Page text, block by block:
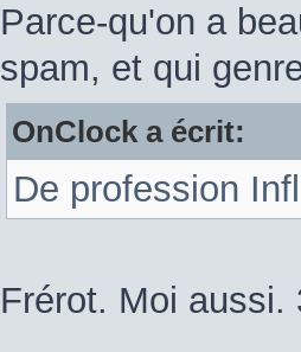
Parce-qu'on a
spam, et qui
OnClock a écrit:
De profession
Frérot. Moi aussi.